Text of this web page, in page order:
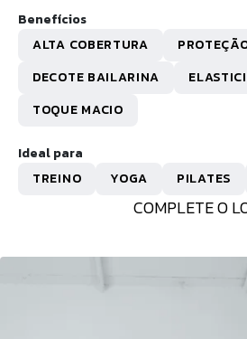
COMPLETE O
Benefícios
ALTA COBERTURA
DECOTE BAILARINA
TOQUE MACIO
Ideal para
TREINO
YOGA PILATES